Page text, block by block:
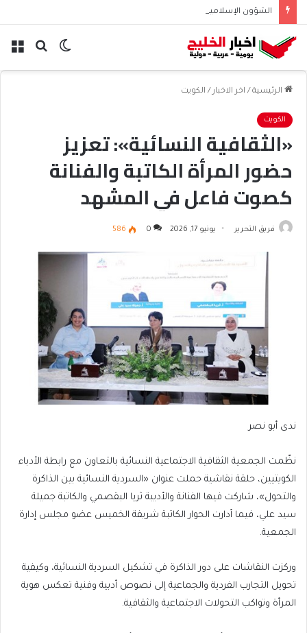
بحث الوضع
الرئيسية / اخر الاخبار / الكويت
الكويت
«الثقافية النسائية»: تعزيز
حضور المرأة الكاتبة والفنانة
كصوت فاعل في المشهد
الثقافي المحلي والعربي
فريق التحرير يونيو 17, 2026 0
586
ندى أبو نصر
نظّمت الجمعية الثقافية الاجتماعية النسائية بالتعاون مع رابطة الأدباء
الكويتيين، حلقة نقاشية حملت عنوان «السردية النسائية بين الذاكرة
والتحول»، شاركت فيها الفنانة والأديبة ثريا البقصمي والكاتبة جميلة
سيد علي، فيما أدارت الحوار الكاتبة شريفة الخميس عضو مجلس إدارة
الجمعية.
وركزت النقاشات على دور الذاكرة في تشكيل السردية النسائية، وكيفية
تحويل التجارب الفردية والجماعية إلى نصوص أدبية وفنية تعكس هوية
المرأة وتواكب التحولات الاجتماعية والثقافية.